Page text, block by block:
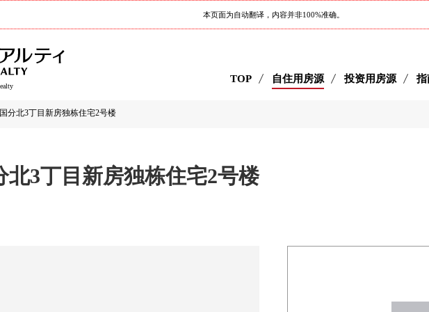
本页面为自动翻译，内容并非100%准确。
TOP 自住用房源 投资用房源 指
分北3丁目新房独栋住宅2号楼
北3丁目新房独栋住宅2号楼